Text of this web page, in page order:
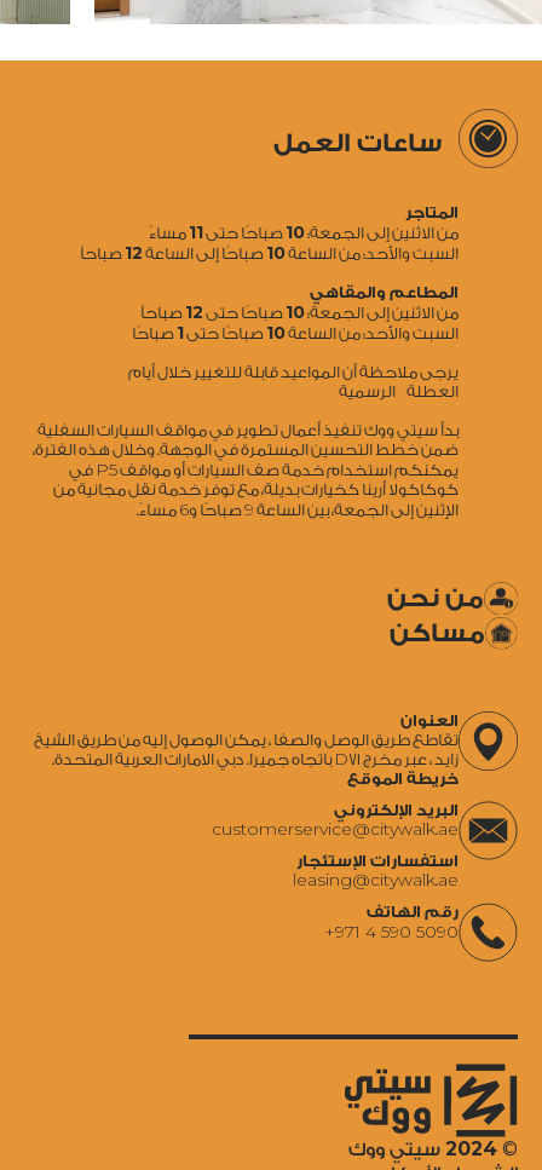
ساعات العمل
المتاجر
من الاثنين إلى الجمعة:10 صباحًا حتى11 مساءً
السبت والأحد: من الساعة10 صباحًا إلى الساعة 12 صباحاً
المطاعم والمقاهي
من الاثنين إلى الجمعة:10 صباحًا حتى 12 صباحاً
السبت والأحد: من الساعة10 صباحًا حتى1 صباحًا
يرجى ملاحظة أن المواعيد قابلة للتغيير خلال أيام
العطلة الرسمية
بدأ سيتي ووك تنفيذ أعمال تطوير في مواقف السيارات السفلية
ضمن خطط التحسين المستمرة في الوجهة. وخلال هذه الفترة،
يمكنكم استخدام خدمة صف السيارات أو مواقف P5
في
كوكاكولا أرينا كخيارات بديلة، مع توفر خدمة نقل مجانية من
الإثنين إلى الجمعة، بين الساعة 9صباحًا و6 مساءً.
من نحن
مساكن
العنوان
تقاطع طريق الوصل والصفا ، يمكن الوصول إليه من طريق الشيخ
زايد ، عبر مخرج D71 باتجاه جميرا. دبي الامارات العربية المتحدة.
خريطة الموقع
البريد الإلكتروني
‍customerservice@citywalk.ae
استفسارات الإستئجار
‍leasing@citywalk.ae
رقم الهاتف
+971 4 590 5090
©
2024 سيتي ووك